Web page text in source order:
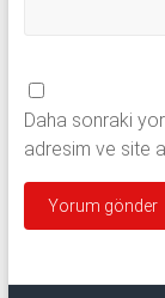
Daha sonraki
adresim ve site